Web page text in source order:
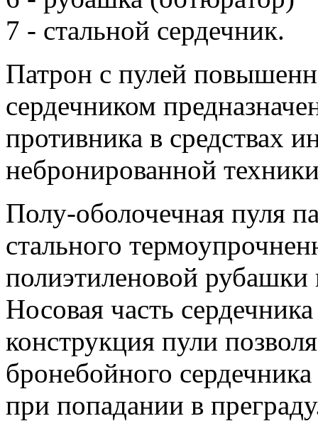
7 - стальной сердечник.
Патрон с пулей
сердечником
противника в средствах
небронированной
Полу-оболочечная пуля
стального
полиэтиленовой
Носовая часть
конструкция пули
бронебойного
при попадании в